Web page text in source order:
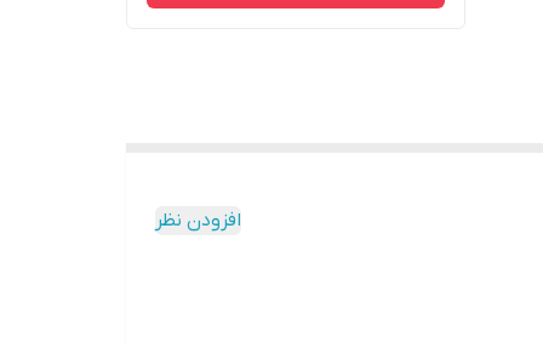
افزودن نظر